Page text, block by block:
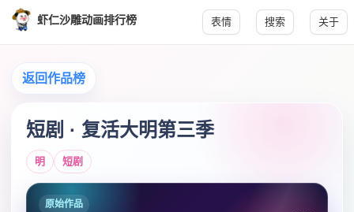
虾仁沙雕动画排行榜 表情 搜索 关于
返回作品榜
短剧 · 复活大明第三季
明 短剧
原始作品